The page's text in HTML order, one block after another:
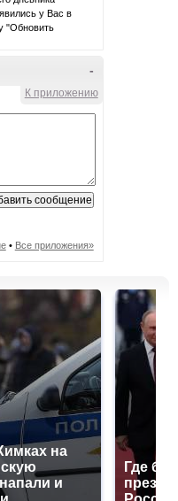
у Вас в
"Обновить
-
К приложению
• Все приложения»
на
и
Где